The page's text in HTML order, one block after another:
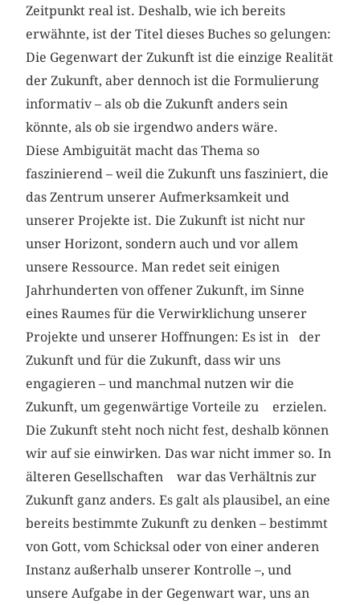
Zeitpunkt real ist. Deshalb, wie ich bereits
erwähnte, ist der Titel dieses Buches so gelungen:
Die Gegenwart der Zukunft ist die einzige Realität
der Zukunft, aber dennoch ist die Formulierung
informativ – als ob die Zukunft anders sein
könnte, als ob sie irgendwo anders wäre.
Diese Ambiguität macht das Thema so
faszinierend – weil die Zukunft uns fasziniert, die
das Zentrum unserer Aufmerksamkeit und
unserer Projekte ist. Die Zukunft ist nicht nur
unser Horizont, sondern auch und vor allem
unsere Ressource. Man redet seit einigen
Jahrhunderten von offener Zukunft, im Sinne
eines Raumes für die Verwirklichung unserer
Projekte und unserer Hoffnungen: Es ist in der
Zukunft und für die Zukunft, dass wir uns
engagieren – und manch­mal nutzen wir die
Zukunft, um gegenwärtige Vorteile zu erzielen.
Die Zukunft steht noch nicht fest, deshalb können
wir auf sie einwirken. Das war nicht immer so. In
älteren Gesellschaften war das Verhältnis zur
Zukunft ganz anders. Es galt als plausibel, an eine
bereits bestimmte Zukunft zu denken – bestimmt
von Gott, vom Schicksal oder von einer anderen
Instanz außerhalb unserer Kontrolle –, und
unsere Aufgabe in der Gegenwart war, uns an